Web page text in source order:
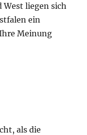
West liegen sich
ein
Meinung
als die